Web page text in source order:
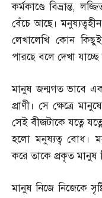
কর্মকাণ্ডে বিভ্রান্ত,
বেঁচে আছে।
লেখালেখি কোন
পারছে বলে দেখা যাচ্ছে
মানুষ জন্মগত ভাবে
প্রাণী। সে ক্ষেত্রে
সেই বীজটাকে যত্নে
হলো মনুষ্যত্ব বোধ।
করে তাকে প্রকৃত মানুষ
মানুষ নিজে নিজেকে